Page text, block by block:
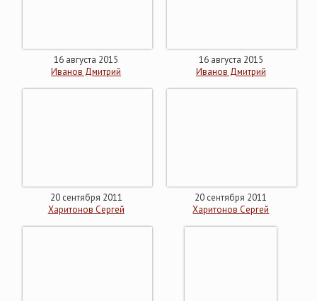
16 августа 2015
Иванов Дмитрий
16 августа 2015
Иванов Дмитрий
20 сентября 2011
Харитонов Сергей
20 сентября 2011
Харитонов Сергей